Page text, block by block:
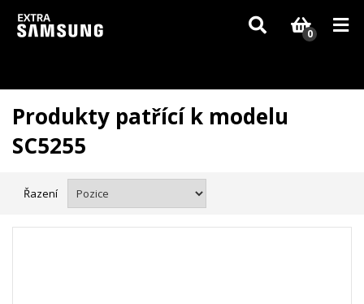
Vzhledem k aktuální situaci se může dodání dílů, které nejsou skladem,
zpozdit. Děkujeme za pochopení.
0
Produkty patřící k modelu
SC5255
Řazení